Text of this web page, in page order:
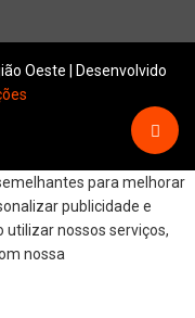
Oeste | Desenvolvido
para melhorar
publicidade e
nossos serviços,
nossa